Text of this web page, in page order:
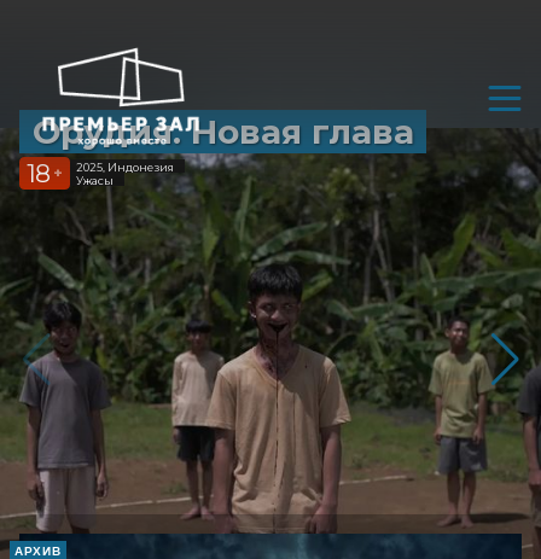
Орудия. Новая глава
18 +
2025, Индонезия
Ужасы
АРХИВ